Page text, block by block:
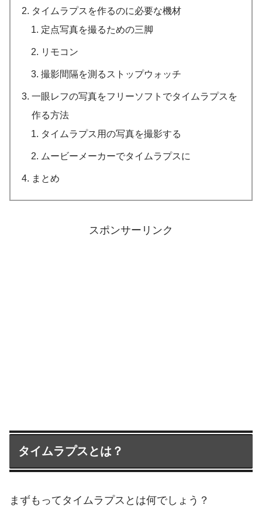
タイムラプスを作るのに必要な機材
定点写真を撮るための三脚
リモコン
撮影間隔を測るストップウォッチ
一眼レフの写真をフリーソフトでタイムラプスを
作る方法
タイムラプス用の写真を撮影する
ムービーメーカーでタイムラプスに
まとめ
スポンサーリンク
タイムラプスとは？
まずもってタイムラプスとは何でしょう？